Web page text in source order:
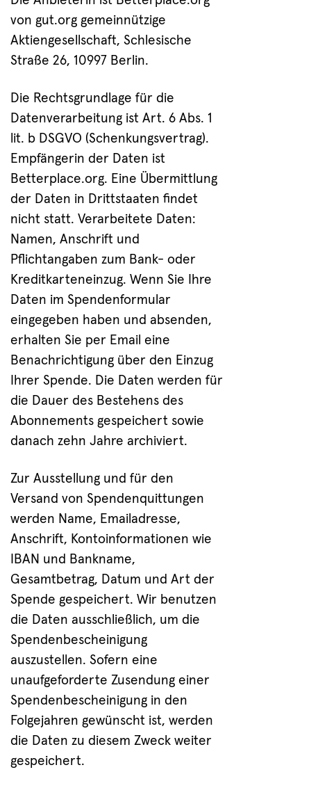
von gut.org gemeinnützige
Aktiengesellschaft, Schlesische
Straße 26, 10997 Berlin.
Die Rechtsgrundlage für die
Datenverarbeitung ist Art. 6 Abs. 1
lit. b DSGVO (Schenkungsvertrag).
Empfängerin der Daten ist
Betterplace.org. Eine Übermittlung
der Daten in Drittstaaten findet
nicht statt. Verarbeitete Daten:
Namen, Anschrift und
Pflichtangaben zum Bank- oder
Kreditkarteneinzug. Wenn Sie Ihre
Daten im Spendenformular
eingegeben haben und absenden,
erhalten Sie per Email eine
Benachrichtigung über den Einzug
Ihrer Spende. Die Daten werden für
die Dauer des Bestehens des
Abonnements gespeichert sowie
danach zehn Jahre archiviert.
Zur Ausstellung und für den
Versand von Spendenquittungen
werden Name, Emailadresse,
Anschrift, Kontoinformationen wie
IBAN und Bankname,
Gesamtbetrag, Datum und Art der
Spende gespeichert. Wir benutzen
die Daten ausschließlich, um die
Spendenbescheinigung
auszustellen. Sofern eine
unaufgeforderte Zusendung einer
Spendenbescheinigung in den
Folgejahren gewünscht ist, werden
die Daten zu diesem Zweck weiter
gespeichert.